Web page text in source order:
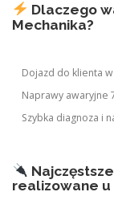
Dlaczego
Mechanika?
Dojazd do klienta
Naprawy awaryjne
Szybka diagnoza i
realizowane